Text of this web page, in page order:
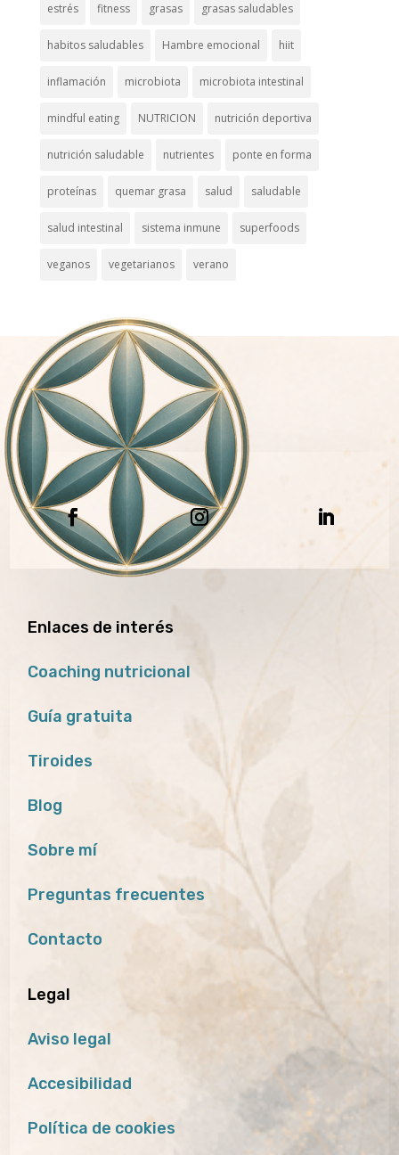
estrés fitness grasas grasas saludables
habitos saludables Hambre emocional hiit
inflamación microbiota microbiota intestinal
mindful eating NUTRICION nutrición deportiva
nutrición saludable nutrientes ponte en forma
proteínas quemar grasa salud saludable
salud intestinal sistema inmune superfoods
veganos vegetarianos verano
Enlaces de interés
Coaching nutricional
Guía gratuita
Tiroides
Blog
Sobre mí
Preguntas frecuentes
Contacto
Legal
Aviso legal
Accesibilidad
Política de cookies